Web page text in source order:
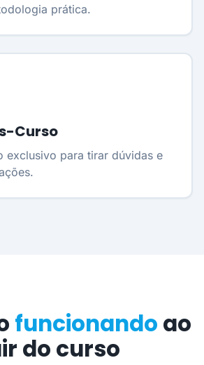
prática.
Curso
exclusivo para tirar dúvidas e
funcionando ao
do curso